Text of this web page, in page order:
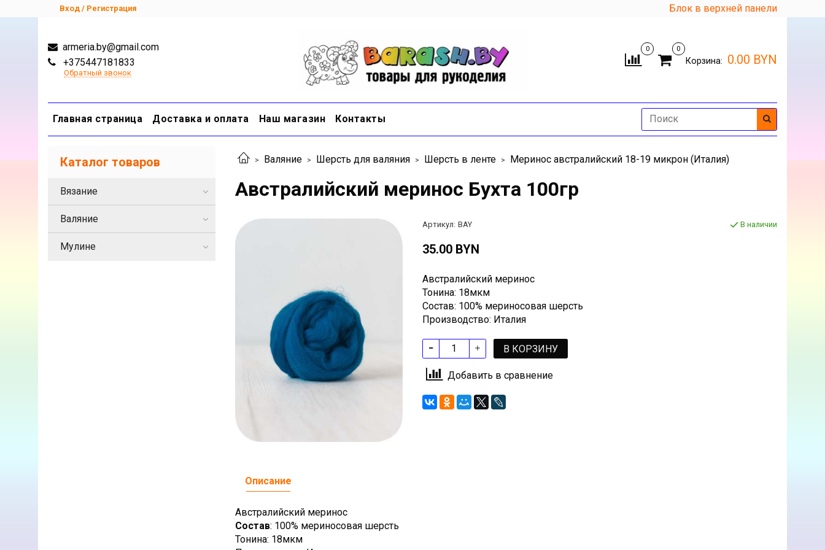
Вход / Регистрация Блок в верхней панели
armeria.by@gmail.com
+375447181833
Обратный звонок
0 0
Корзина: 0.00 BYN
Главная страница Доставка и оплата Наш магазин Контакты
Валяние Шерсть для валяния Шерсть в ленте Меринос австралийский 18-19 микрон (Италия)
Австралийский меринос Бухта 100гр
Артикул: BAY В наличии
35.00 BYN
Австралийский меринос
Тонина: 18мкм
Состав: 100% мериносовая шерсть
Производство: Италия
В КОРЗИНУ
Добавить в сравнение
Описание
Австралийский меринос
Состав: 100% мериносовая шерсть
Тонина: 18мкм
Каталог товаров
Вязание
Валяние
Мулине